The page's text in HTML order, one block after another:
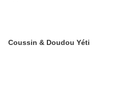
Coussin & Doudou Yéti